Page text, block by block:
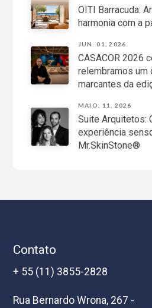
OITI Barracuda:
harmonia com a
JUN. 01, 2026
CASACOR 2026
relembramos
marcantes da
MAIO. 11, 2026
Suite Arquitetos:
experiência
Mr.SkinStone®
Contato
+ 55 (11) 3855-2828
Rua Bernardo Wrona, 267 -